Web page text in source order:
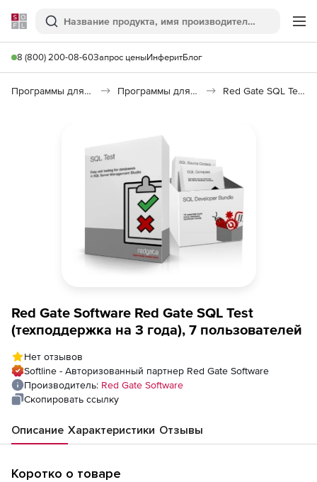
Softline
Поиск
8 (800) 200-08-60Запрос ценыИнферитБлог
Программы для программирования Программы для работы с базами данных Red Gate SQL Test
Red Gate Software Red Gate SQL Test
(техподдержка на 3 года), 7 пользователей
Нет отзывов
Softline - Авторизованный партнер Red Gate Software
Производитель: Red Gate Software
Скопировать ссылку
Описание Характеристики Отзывы
Коротко о товаре